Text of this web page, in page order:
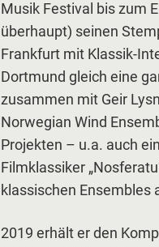
Musik Festival bis zum
überhaupt) seinen
Frankfurt mit Klassik-
Dortmund gleich eine
zusammen mit Geir
Norwegian Wind
Projekten – u.a. auch
Filmklassiker
klassischen
2019 erhält er den